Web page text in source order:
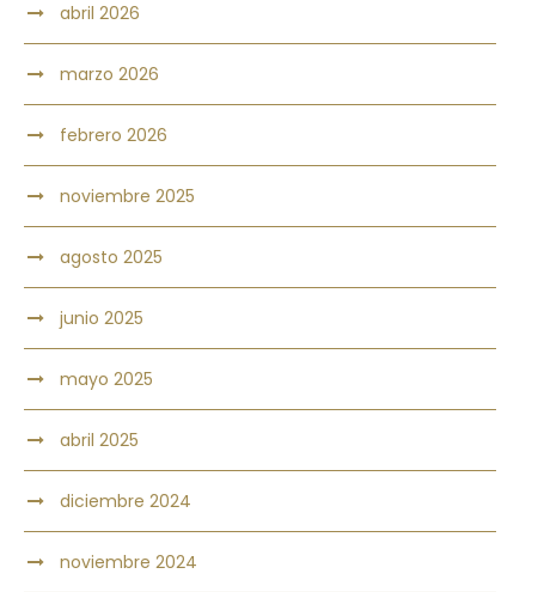
abril 2026
marzo 2026
febrero 2026
noviembre 2025
agosto 2025
junio 2025
mayo 2025
abril 2025
diciembre 2024
noviembre 2024